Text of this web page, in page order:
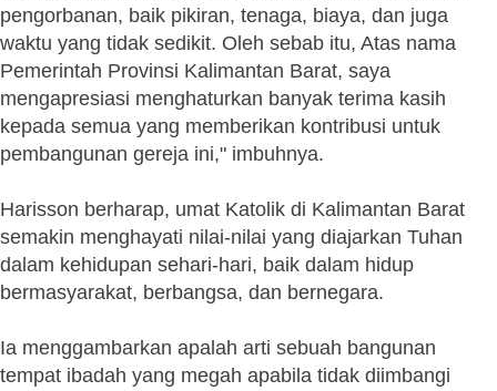
pengorbanan, baik pikiran, tenaga, biaya, dan juga
waktu yang tidak sedikit. Oleh sebab itu, Atas nama
Pemerintah Provinsi Kalimantan Barat, saya
mengapresiasi menghaturkan banyak terima kasih
kepada semua yang memberikan kontribusi untuk
pembangunan gereja ini," imbuhnya.
Harisson berharap, umat Katolik di Kalimantan Barat
semakin menghayati nilai-nilai yang diajarkan Tuhan
dalam kehidupan sehari-hari, baik dalam hidup
bermasyarakat, berbangsa, dan bernegara.
Ia menggambarkan apalah arti sebuah bangunan
tempat ibadah yang megah apabila tidak diimbangi